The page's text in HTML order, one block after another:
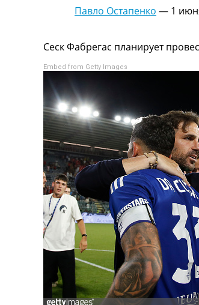
Рейтинги
Турниры
Чемпионат Мира
Украина. Премьер-
Лига Чемпионов
Англия. Премьер Лига
Испания. Ла Лига
Другие Турниры >>>
Таблицы
Таблицы групп
Украина. Премьер-Лига
Украина. Первая Лига
Лига Чемпионов.
Англия. Премьер-Лига
Испания. Ла Лига
Все таблицы >>>
Рейтинги
Рейтинг стран УЕФА
Рейтинг клубов УЕФА
Рейтинг ФИФА
Павло Остапенко — 1
Сеск Фабрегас планирует
Embed from Getty Images